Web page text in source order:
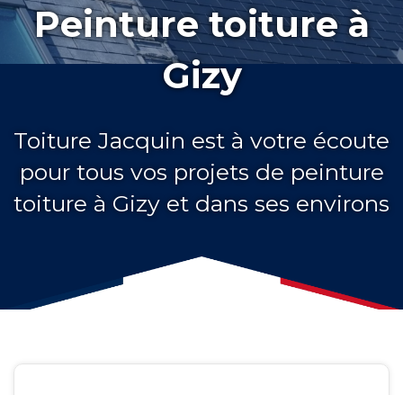
Peinture toiture à
Gizy
Toiture Jacquin est à votre écoute
pour tous vos projets de peinture
toiture à Gizy et dans ses environs